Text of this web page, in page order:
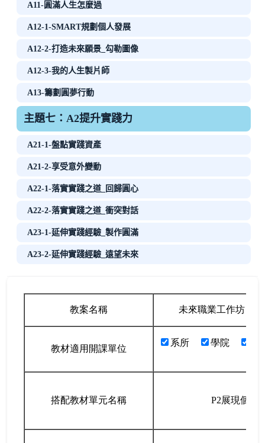
A11-圓滿人生怎麼過
A12-1-SMART規劃個人發展
A12-2-打造未來願景_勾勒圖像
A12-3-我的人生製片師
A13-籌劃圓夢行動
主題七：A2提升實踐力
A21-1-盤點實踐資產
A21-2-享受意外變動
A22-1-落實實踐之道_回歸圓心
A22-2-落實實踐之道_衝突對話
A23-1-延伸實踐經驗_製作圓滿
A23-2-延伸實踐經驗_遠望未來